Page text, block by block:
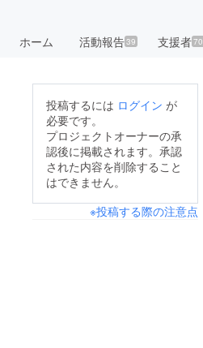
ホーム 活動報告39 支援者70
投稿するには ログイン が
必要です。
プロジェクトオーナーの承
認後に掲載されます。承認
された内容を削除すること
はできません。
※投稿する際の注意点